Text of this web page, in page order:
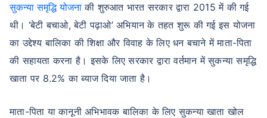
सुकन्या समृद्धि योजनाकी शुरुआत भारत सरकार द्वारा 2015 में की गई
थी। ‘बेटी बचाओ, बेटी पढ़ाओ’ अभियान के तहत शुरू की गई इस योजना
का उद्देश्य बालिका की शिक्षा और विवाह के लिए धन बचाने में माता-पिता
की सहायता करना है। इसके लिए सरकार द्वारा वर्तमान में सुकन्या समृद्धि
खाता पर 8.2% का ब्याज दिया जाता है।
माता-पिता या कानूनी अभिभावक बालिका के लिए सुकन्या खाता खोल